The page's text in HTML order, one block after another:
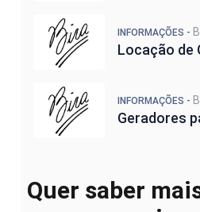
INFORMAÇÕES -
Locação de
INFORMAÇÕES -
Geradores
Quer saber